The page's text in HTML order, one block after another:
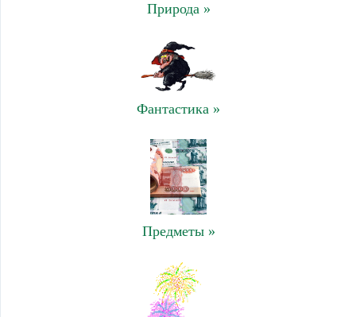
Природа »
Фантастика »
Предметы »